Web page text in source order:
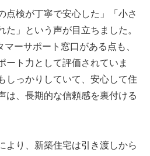
点検が丁寧で安心した」「小さ
た」という声が目立ちました。
ーサポート窓口がある点も、
ート力として評価されていま
しっかりしていて、安心して住
は、長期的な信頼感を裏付ける
より、新築住宅は引き渡しから